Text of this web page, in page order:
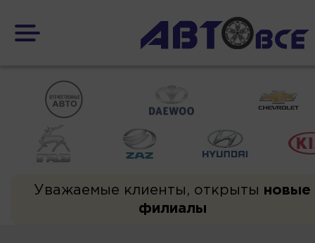
Уважаемые клиенты, открыты новые
филиалы